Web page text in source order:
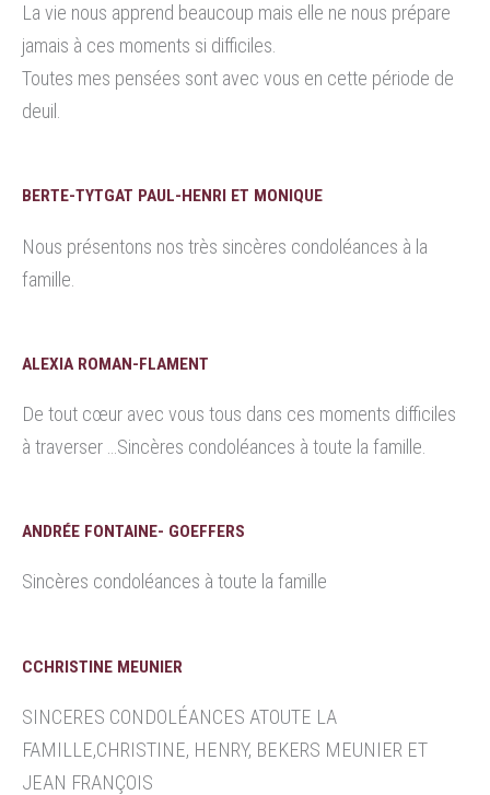
La vie nous apprend beaucoup mais elle ne nous prépare
jamais à ces moments si difficiles.
Toutes mes pensées sont avec vous en cette période de
deuil.
BERTE-TYTGAT PAUL-HENRI ET MONIQUE
Nous présentons nos très sincères condoléances à la
famille.
ALEXIA ROMAN-FLAMENT
De tout cœur avec vous tous dans ces moments difficiles
à traverser …Sincères condoléances à toute la famille.
ANDRÉE FONTAINE- GOEFFERS
Sincères condoléances à toute la famille
CCHRISTINE MEUNIER
SINCERES CONDOLÉANCES ATOUTE LA
FAMILLE,CHRISTINE, HENRY, BEKERS MEUNIER ET
JEAN FRANÇOIS